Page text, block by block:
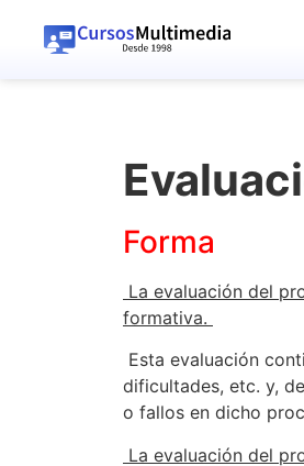
Forma
La evaluación del
formativa.
Esta evaluación
dificultades, etc. y,
o fallos en dicho
La evaluación del